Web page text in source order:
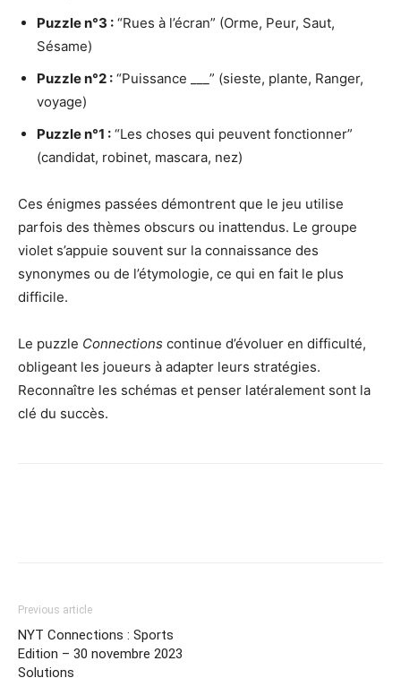
Puzzle n°3 : “Rues à l’écran” (Orme, Peur, Saut,
Sésame)
Puzzle n°2 : “Puissance ___” (sieste, plante, Ranger,
voyage)
Puzzle n°1 : “Les choses qui peuvent fonctionner”
(candidat, robinet, mascara, nez)
Ces énigmes passées démontrent que le jeu utilise
parfois des thèmes obscurs ou inattendus. Le groupe
violet s’appuie souvent sur la connaissance des
synonymes ou de l’étymologie, ce qui en fait le plus
difficile.
Le puzzle Connections continue d’évoluer en difficulté,
obligeant les joueurs à adapter leurs stratégies.
Reconnaître les schémas et penser latéralement sont la
clé du succès.
Previous article
NYT Connections : Sports
Edition – 30 novembre 2023
Solutions